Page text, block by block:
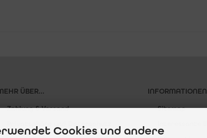
ÜBER...
Zahlung & Versand
Privatsphäre und Datenschutz
INFORMATIONEN
Sitemap
Cookies und andere